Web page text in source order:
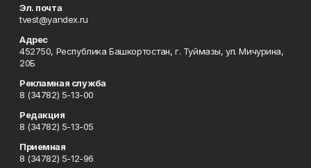
Эл. почта
tvest@yandex.ru
Адрес
452750, Республика Башкортостан, г. Туймазы, ул. Мичурина,
20Б
Рекламная служба
8 (34782) 5-13-00
Редакция
8 (34782) 5-13-05
Приемная
8 (34782) 5-12-96